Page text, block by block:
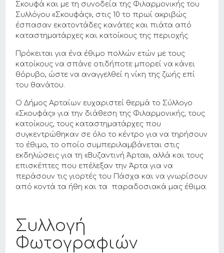
Σκουφά και με τη συνοδεία της Φιλαρμονικής του
Συλλόγου «Σκουφάς», στις 10 το πρωί ακριβώς
έσπασαν εκατοντάδες κανάτες και πιάτα από
καταστηματάρχες και κατοίκους της περιοχής.
Πρόκειται για ένα έθιμο πολλών ετών με τους
κατοίκους να σπάνε οτιδήποτε μπορεί να κάνει
θόρυβο, ώστε να αναγγελθεί η νίκη της ζωής επί
του θανάτου.
Ο Δήμος Αρταίων ευχαριστεί θερμά το Σύλλογο
«Σκουφάς» για την διάθεση της Φιλαρμονικής, τους
κατοίκους, τους καταστηματάρχες που
συγκεντρώθηκαν σε όλο το κέντρο για να τηρήσουν
το έθιμο, το οποίο συμπεριλαμβάνεται στις
εκδηλώσεις για τη «Βυζαντινή Άρτα», αλλά και τους
επισκέπτες που επέλεξαν την Άρτα για να
περάσουν τις γιορτές του Πάσχα και να γνωρίσουν
από κοντά τα ήθη και τα παραδοσιακά μας έθιμα.
Συλλογή
Φωτογραφιών